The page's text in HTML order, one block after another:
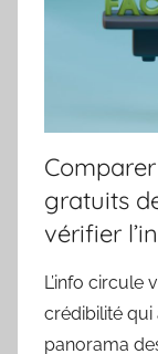
gratuits
vérifier
L’info circule
crédibilité qui
panorama